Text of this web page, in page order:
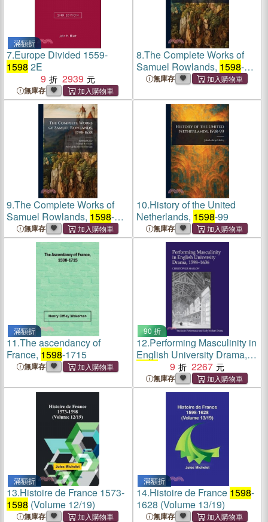
滿額折
7.Europe Divided 1559-
1598 2E
9
2939
無庫存
8.The Complete Works of
Samuel Rowlands, 1598-
1628無庫存
9.The Complete Works of
Samuel Rowlands, 1598-
1628無庫存
10.History of the United
Netherlands, 1598-99
無庫存
滿額折
11.The ascendancy of
France, 1598-1715
無庫存
90 折
12.Performing Masculinity in
English University Drama,
-1636
9 2267
無庫存
滿額折
13.Histoire de France 1573-
1598 (Volume 12/19)
無庫存
滿額折
14.Histoire de France 1598-
1628 (Volume 13/19)
無庫存